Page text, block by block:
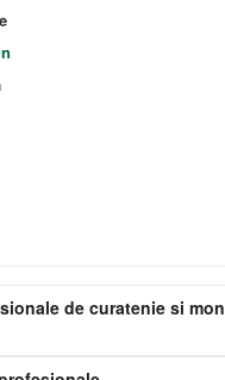
de curatenie si